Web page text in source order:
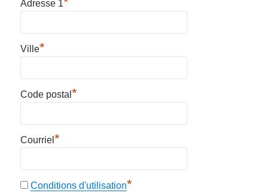
Adresse 1
Ville*
Code postal*
Courriel*
Conditions d'utilisation*